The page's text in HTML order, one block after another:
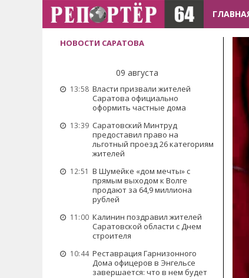
НОВОСТИ САРАТОВА
09 августа
13:58 Власти призвали жителей
Саратова официально
оформить частные дома
13:39 Саратовский Минтруд
предоставил право на
льготный проезд 26 категориям
жителей
12:51 В Шумейке «дом мечты» с
прямым выходом к Волге
продают за 64,9 миллиона
рублей
11:00 Калинин поздравил жителей
Саратовской области с Днем
строителя
10:44 Реставрация Гарнизонного
Дома офицеров в Энгельсе
завершается: что в нем будет